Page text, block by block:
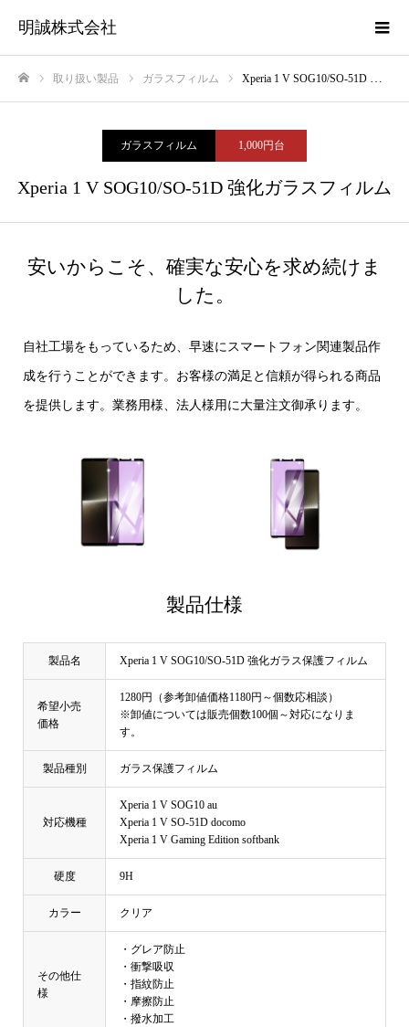
明誠株式会社
取り扱い製品 ガラスフィルム Xperia 1 V SOG10/SO-51D 強化ガラスフィルム
ガラスフィルム 1,000円台
Xperia 1 V SOG10/SO-51D 強化ガラスフィルム
安いからこそ、確実な安心を求め続けま
した。
自社工場をもっているため、早速にスマートフォン関連製品作
成を行うことができます。お客様の満足と信頼が得られる商品
を提供します。業務用様、法人様用に大量注文御承ります。
製品仕様
製品名 Xperia 1 V SOG10/SO-51D 強化ガラス保護フィルム
希望小売
価格
1280円（参考卸値価格1180円～個数応相談）
※卸値については販売個数100個～対応になりま
す。
製品種別 ガラス保護フィルム
対応機種
Xperia 1 V SOG10 au
Xperia 1 V SO-51D docomo
Xperia 1 V Gaming Edition softbank
硬度 9H
カラー クリア
その他仕
様
・グレア防止
・衝撃吸収
・指紋防止
・摩擦防止
・撥水加工